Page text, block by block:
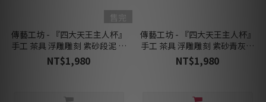
售完
傳藝工坊 - 『四大天王主人杯』
手工 茶具 浮雕雕刻 紫砂段泥 禮
盒包裝
NT$1,980
傳藝工坊 - 『四大天王主人杯』
手工 茶具 浮雕雕刻 紫砂青灰段
泥 禮盒包裝
NT$1,980